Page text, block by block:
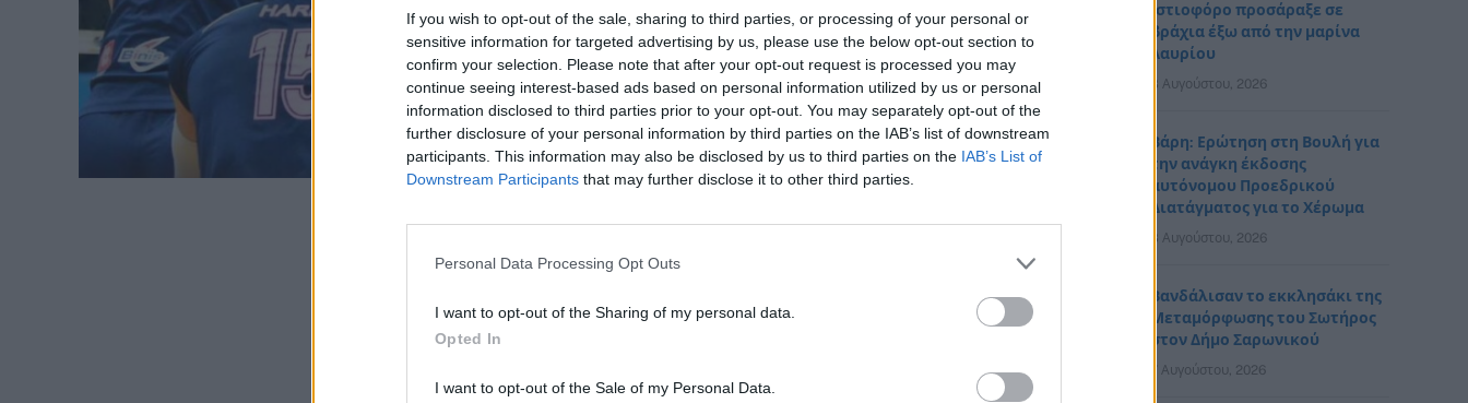
If you wish to opt-out of the sale, sharing to third parties, or processing of your personal or
sensitive information for targeted advertising by us, please use the below opt-out section to
confirm your selection. Please note that after your opt-out request is processed you may
continue seeing interest-based ads based on personal information utilized by us or personal
information disclosed to third parties prior to your opt-out. You may separately opt-out of the
further disclosure of your personal information by third parties on the IAB’s list of downstream
participants. This information may also be disclosed by us to third parties on the IAB’s List of
Downstream Participants that may further disclose it to other third parties.
Personal Data Processing Opt Outs
I want to opt-out of the Sharing of my personal data.
Opted In
I want to opt-out of the Sale of my Personal Data.
Ιστιοφόρο προσάραξε σε
βράχια έξω από την μαρίνα
Λαυρίου
8 Αυγούστου, 2026
Βάρη: Ερώτηση στη Βουλή για
την ανάγκη έκδοσης
αυτόνομου Προεδρικού
Διατάγματος για το Χέρωμα
8 Αυγούστου, 2026
Βανδάλισαν το εκκλησάκι της
Μεταμόρφωσης του Σωτήρος
στον Δήμο Σαρωνικού
7 Αυγούστου, 2026